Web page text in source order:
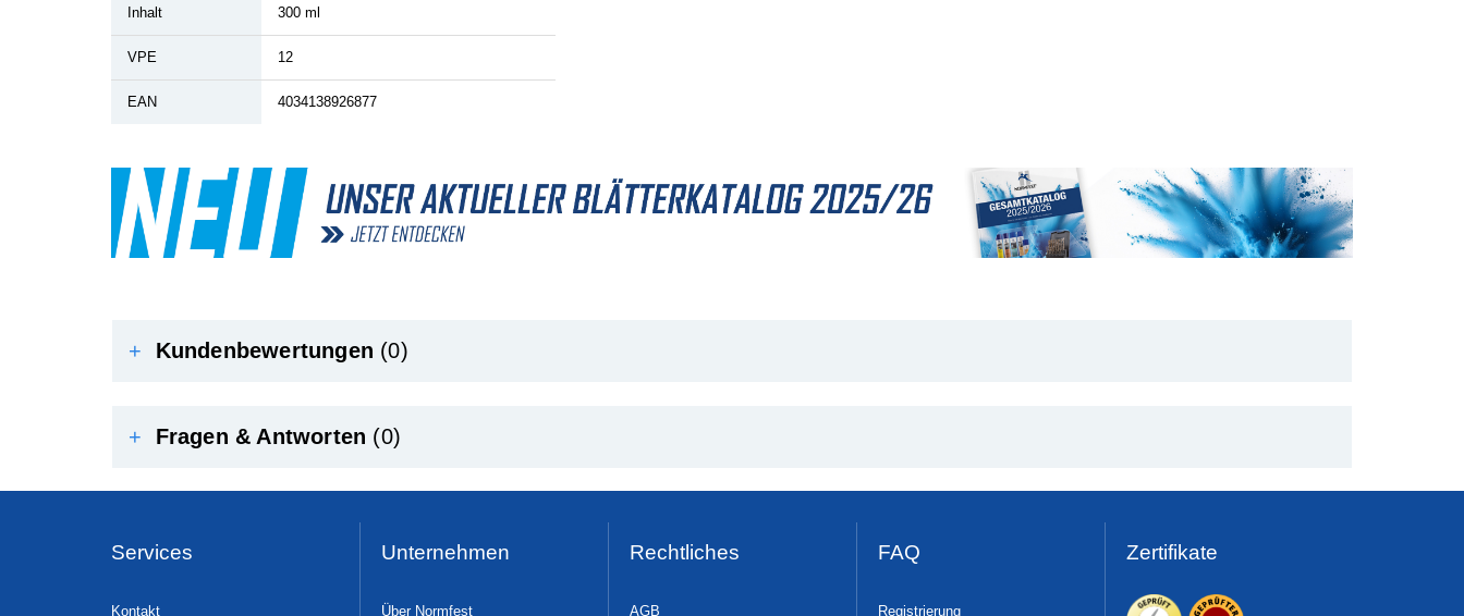
Inhalt 300 ml
VPE 12
EAN 4034138926877
+ Kundenbewertungen (0)
+ Fragen & Antworten (0)
Services
Kontakt
Unternehmen
Über Normfest
Rechtliches
AGB
FAQ
Registrierung
Zertifikate